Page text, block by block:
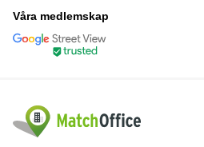
Våra medlemskap